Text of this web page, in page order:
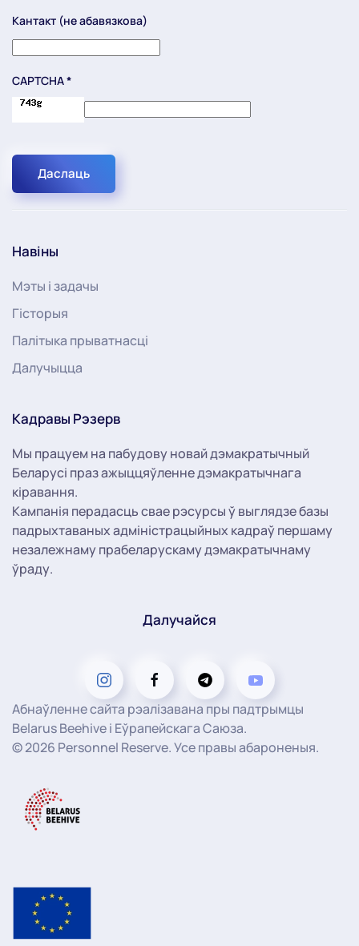
Кантакт (не абавязкова)
CAPTCHA*
Даслаць
Навіны
Мэты і задачы
Гісторыя
Палітыка прыватнасці
Далучыцца
Кадравы Рэзерв
Мы працуем на пабудову новай дэмакратычный
Беларусі праз ажыццяўленне дэмакратычнага
кіравання.
Кампанія перадасць свае рэсурсы ў выглядзе базы
падрыхтаваных адміністрацыйных кадраў першаму
незалежнаму прабеларускаму дэмакратычнаму
ўраду.
Далучайся
Абнаўленне сайта рэалізавана пры падтрымцы
Belarus Beehive і Еўрапейскага Саюза.
©2026 Personnel Reserve. Усе правы абароненыя.